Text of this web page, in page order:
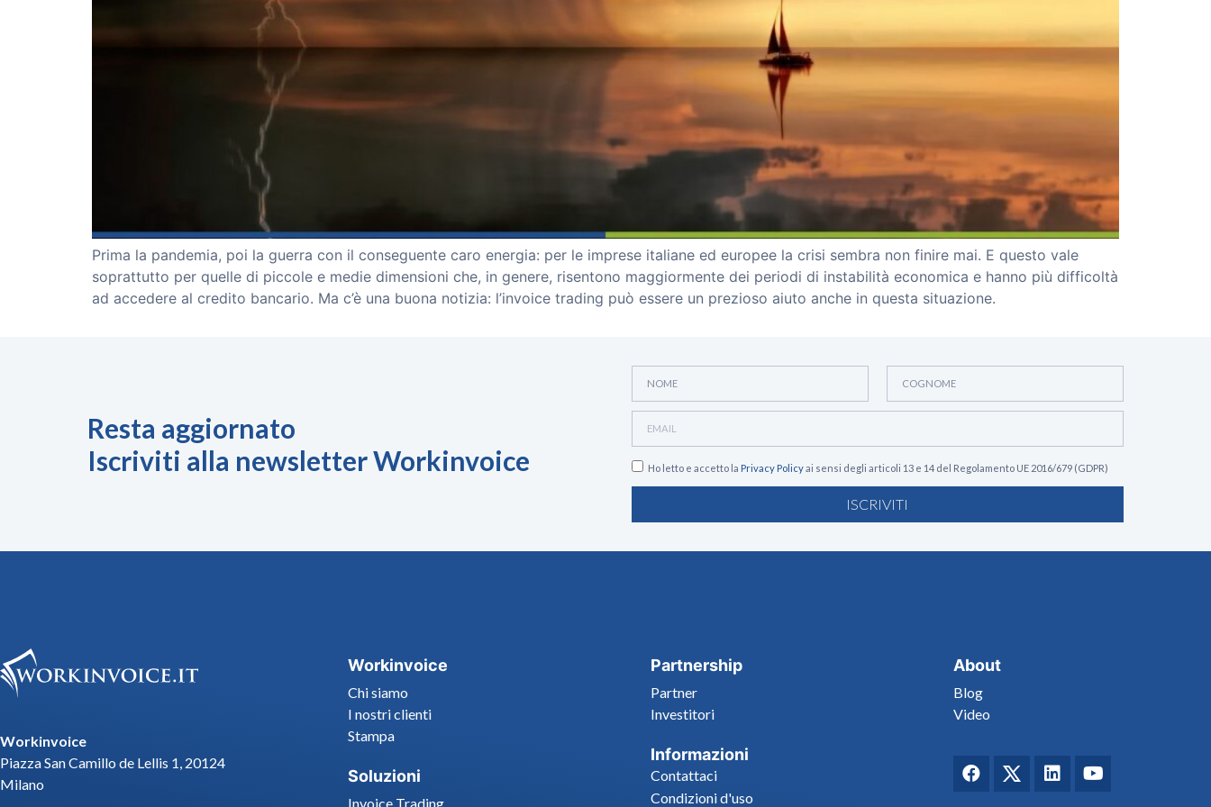
Prima la pandemia, poi la guerra con il conseguente caro energia: per le imprese italiane ed europee la crisi sembra non finire mai. E questo vale
soprattutto per quelle di piccole e medie dimensioni che, in genere, risentono maggiormente dei periodi di instabilità economica e hanno più difficoltà
ad accedere al credito bancario. Ma c’è una buona notizia: l’invoice trading può essere un prezioso aiuto anche in questa situazione.
Resta aggiornato
Iscriviti alla newsletter Workinvoice
Ho letto e accetto la Privacy Policyai sensi degli articoli 13 e 14 del Regolamento UE 2016/679 (GDPR)
ISCRIVITI
Workinvoice
Piazza San Camillo de Lellis 1, 20124
Milano
Workinvoice
Chi siamo
I nostri clienti
Stampa
Soluzioni
Invoice Trading
Partnership
Partner
Investitori
Informazioni
Contattaci
Condizioni d'uso
About
Blog
Video